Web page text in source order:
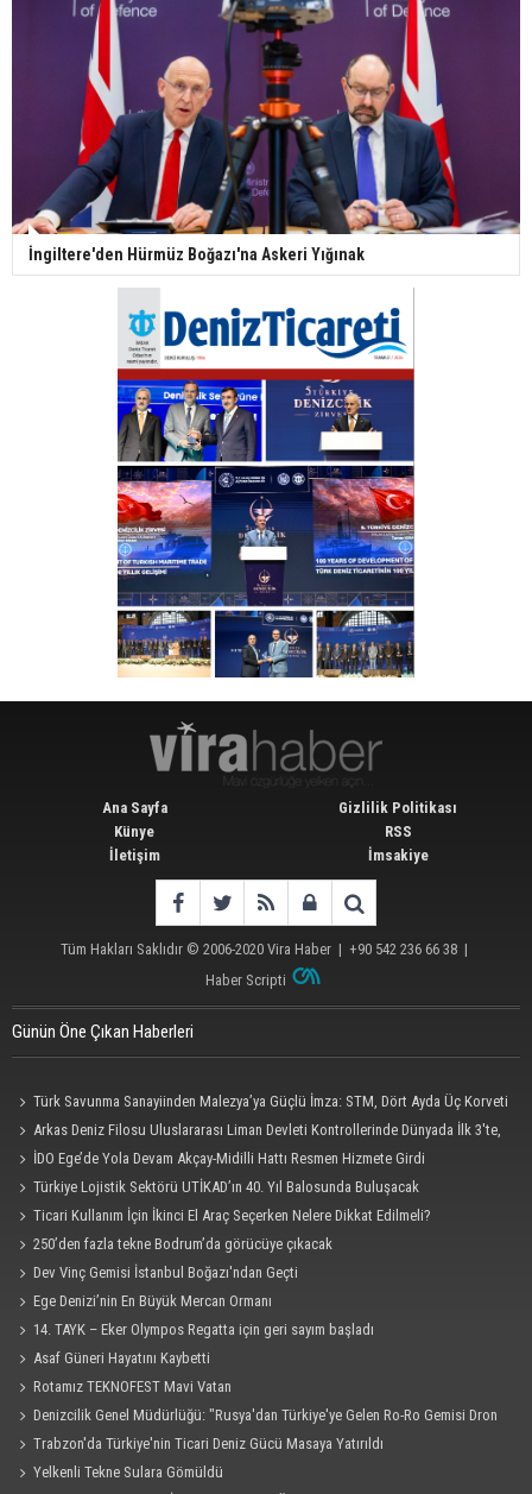
İngiltere'den Hürmüz Boğazı'na Askeri Yığınak
Ana Sayfa
Künye
İletişim
Gizlilik Politikası
RSS
İmsakiye
Tüm Hakları Saklıdır © 2006-2020 Vira Haber | +90 542 236 66 38 |
Haber Scripti
Günün Öne Çıkan Haberleri
Türk Savunma Sanayiinden Malezya’ya Güçlü İmza: STM, Dört Ayda Üç Korveti
Denize İndirdi
Arkas Deniz Filosu Uluslararası Liman Devleti Kontrollerinde Dünyada İlk 3'te,
Kendi Kategorisinde Lider
İDO Ege’de Yola Devam Akçay-Midilli Hattı Resmen Hizmete Girdi
Türkiye Lojistik Sektörü UTİKAD’ın 40. Yıl Balosunda Buluşacak
Ticari Kullanım İçin İkinci El Araç Seçerken Nelere Dikkat Edilmeli?
250’den fazla tekne Bodrum’da görücüye çıkacak
Dev Vinç Gemisi İstanbul Boğazı'ndan Geçti
Ege Denizi’nin En Büyük Mercan Ormanı
14. TAYK – Eker Olympos Regatta için geri sayım başladı
Asaf Güneri Hayatını Kaybetti
Rotamız TEKNOFEST Mavi Vatan
Denizcilik Genel Müdürlüğü: "Rusya'dan Türkiye'ye Gelen Ro-Ro Gemisi Dron
Saldırısına Uğradı"
Trabzon'da Türkiye'nin Ticari Deniz Gücü Masaya Yatırıldı
Yelkenli Tekne Sulara Gömüldü